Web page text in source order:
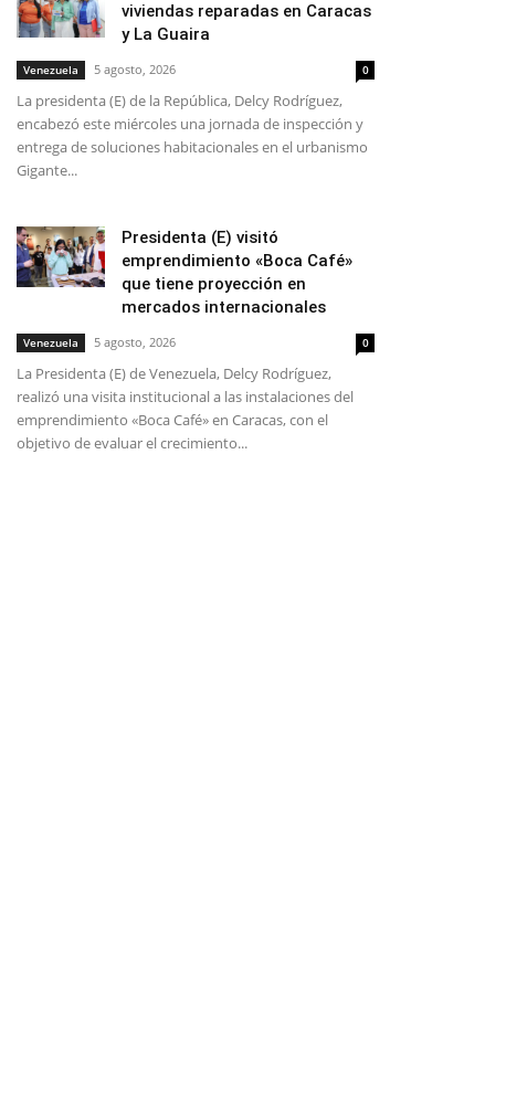
viviendas reparadas en Caracas
y La Guaira
Venezuela 5 agosto, 2026 0
La presidenta (E) de la República, Delcy Rodríguez,
encabezó este miércoles una jornada de inspección y
entrega de soluciones habitacionales en el urbanismo
Gigante...
Presidenta (E) visitó
emprendimiento «Boca Café»
que tiene proyección en
mercados internacionales
Venezuela 5 agosto, 2026 0
La Presidenta (E) de Venezuela, Delcy Rodríguez,
realizó una visita institucional a las instalaciones del
emprendimiento «Boca Café» en Caracas, con el
objetivo de evaluar el crecimiento...